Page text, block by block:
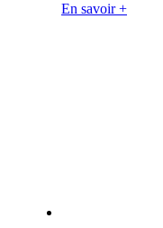
En savoir +